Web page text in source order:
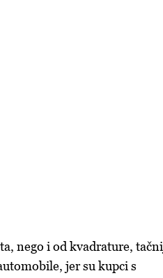
nego i od kvadrature,
jer su kupci s